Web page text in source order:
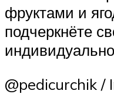
фруктами и
подчеркнёте
@pedicurchik /